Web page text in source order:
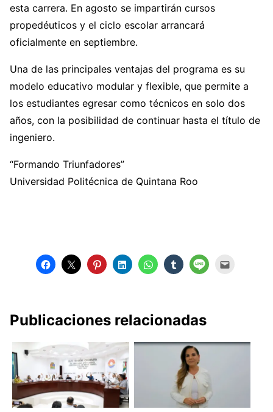
esta carrera. En agosto se impartirán cursos
propedéuticos y el ciclo escolar arrancará
oficialmente en septiembre.
Una de las principales ventajas del programa es su
modelo educativo modular y flexible, que permite a
los estudiantes egresar como técnicos en solo dos
años, con la posibilidad de continuar hasta el título de
ingeniero.
“Formando Triunfadores”
Universidad Politécnica de Quintana Roo
Publicaciones relacionadas